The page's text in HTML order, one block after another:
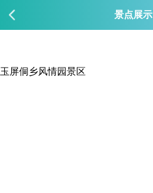
景点展示
玉屏侗乡风情园景区